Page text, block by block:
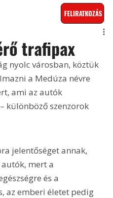
FELIRATKOZÁS
trafipax
nyolc városban, köztük
a Medúza névre
ami az autók
különböző szenzorok
jelentőséget annak,
mert a
és a
az emberi életet pedig